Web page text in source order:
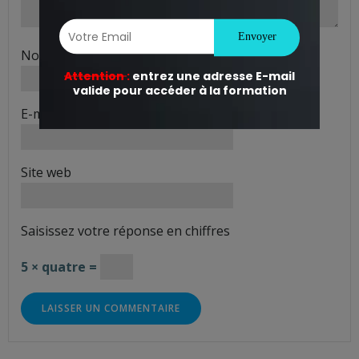
Nom
E-mail
Site web
Saisissez votre réponse en chiffres
5 × quatre =